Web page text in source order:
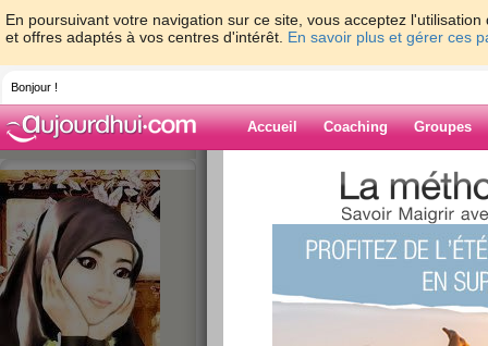
En poursuivant votre navigation sur ce site, vous acceptez
et offres adaptés à vos centres d'intérêt. En savoir plus et gérer ces
Bonjour !
Accueil Coaching Groupes
>
Blog de